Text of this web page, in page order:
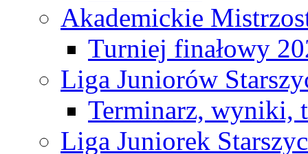
Akademickie
Turniej finałowy
Liga Juniorów
Terminarz, wyniki,
Liga Juniorek